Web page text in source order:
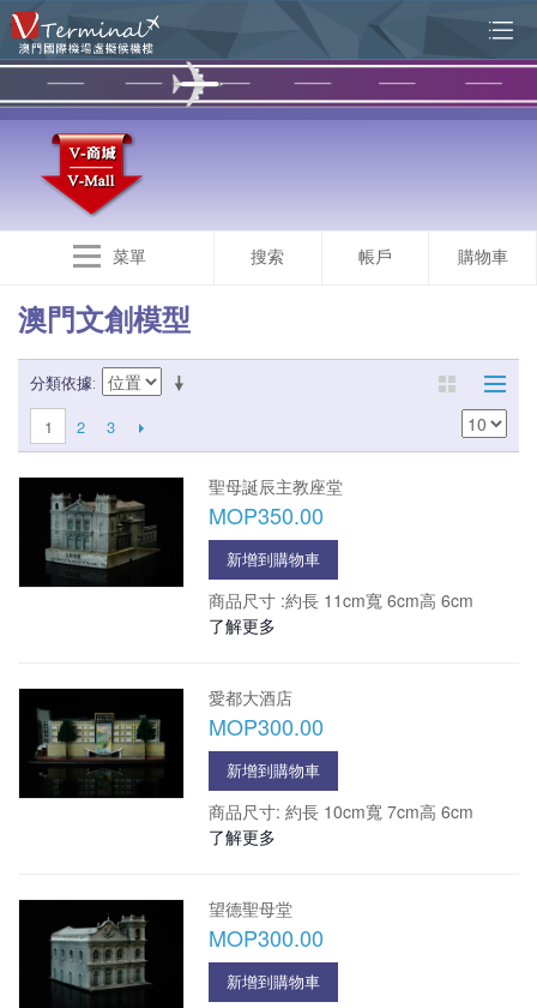
菜單 搜索 帳戶 購物車
澳門文創模型
分類依據
1 2 3
聖母誕辰主教座堂
MOP350.00
新增到購物車
商品尺寸 :約長 11cm寬 6cm高 6cm
了解更多
愛都大酒店
MOP300.00
新增到購物車
商品尺寸: 約長 10cm寬 7cm高 6cm
了解更多
望德聖母堂
MOP300.00
新增到購物車